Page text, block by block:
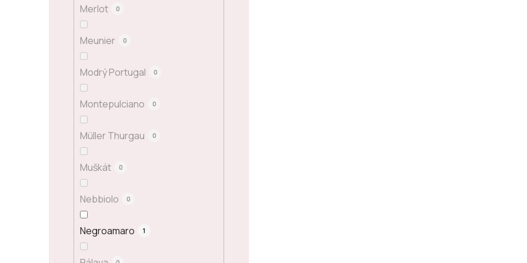
Merlot 0
Meunier 0
Modrý Portugal 0
Montepulciano 0
Müller Thurgau 0
Muškát 0
Nebbiolo 0
Negroamaro 1